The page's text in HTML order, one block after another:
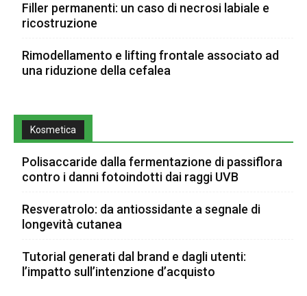
Filler permanenti: un caso di necrosi labiale e
ricostruzione
Rimodellamento e lifting frontale associato ad
una riduzione della cefalea
Kosmetica
Polisaccaride dalla fermentazione di passiflora
contro i danni fotoindotti dai raggi UVB
Resveratrolo: da antiossidante a segnale di
longevità cutanea
Tutorial generati dal brand e dagli utenti:
l’impatto sull’intenzione d’acquisto